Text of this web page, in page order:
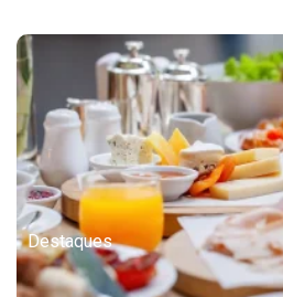
Destaques